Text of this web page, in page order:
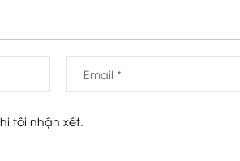
tôi nhận xét.